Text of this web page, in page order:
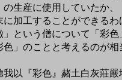
の生産に使用していたか
加工することができる
という僧について「彩色
」のことと考えるのが相
我以『彩色』赭土白灰莊